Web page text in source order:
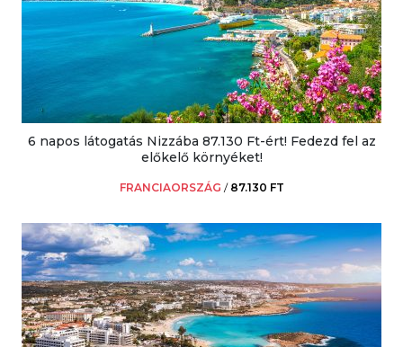
6 napos látogatás Nizzába 87.130 Ft-ért! Fedezd fel az
előkelő környéket!
FRANCIAORSZÁG / 87.130 FT